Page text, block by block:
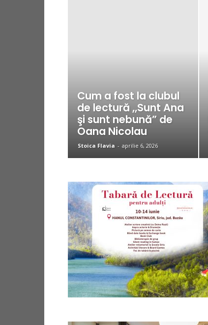
Cum a fost la clubul
de lectură ,,Sunt Ana
şi sunt nebună” de
Oana Nicolau
Stoica Flavia - aprilie 6, 2026